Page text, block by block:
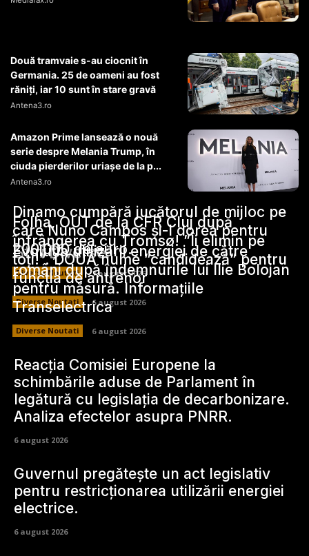
Două tramvaie s-au ciocnit în
Germania. 25 de oameni au fost
răniți, iar 10 sunt în stare gravă
Antena3.ro
Amazon Prime lansează o nouă
serie despre Melania Trump, în
ciuda pierderilor uriașe de la p...
Antena3.ro
Stiri Diverse:
Dinamo cumpără jucătorul de mijloc pe
care Nuno Campos și-l dorea pentru
200.000 de euro.
Diverse Noutati 7 august 2026
Folha, OUT de la CFR Cluj după
înfrângerea cu Tromsø! ”Îi elimin pe
toți!”. DOUĂ nume ”candidează” pentru
funcția de antrenor
Diverse Noutati 6 august 2026
Evoluția utilizării energiei de către
români după îndemnurile lui Ilie Bolojan
pentru măsură. Informațiile
Transelectrica
Diverse Noutati 6 august 2026
Reacția Comisiei Europene la
schimbările aduse de Parlament în
legătură cu legislația de decarbonizare.
Analiza efectelor asupra PNRR.
6 august 2026
Guvernul pregătește un act legislativ
pentru restricționarea utilizării energiei
electrice.
6 august 2026